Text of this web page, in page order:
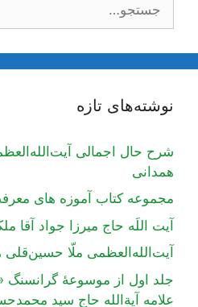
نوشته‌های تازه
شرح حال اجمالی
همدانی
مجموعه کتاب آموزه های
آیت اللَه حاج میرزا جواد آقا
آیت‌الله‌العظمی ملّا حسین‌قلی
جلد اول از موسوعۀ گرانسنگ
علامه آیة‌الله حاج سید